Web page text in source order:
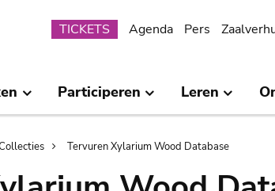
Submenu
TICKETS Agenda Pers
Participeren Leren
Tervuren Xylarium Wood Database